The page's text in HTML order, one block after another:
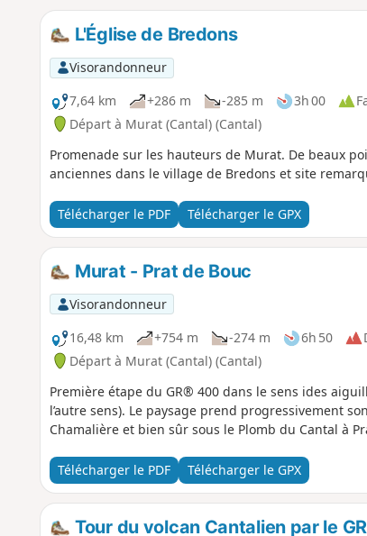
L'Église de Bredons
Visorandonneur
7,64 km
+286 m -285 m 3h 00
Départ à Murat (Cantal) (Cantal)
Promenade sur les hauteurs de Murat. De beaux
anciennes dans le village de Bredons et site
Télécharger le PDF Télécharger le GPX
Murat - Prat de Bouc
Visorandonneur
16,48 km
+754 m -274 m 6h 50
Départ à Murat (Cantal) (Cantal)
Première étape du GR® 400 dans le sens ides
l’autre sens). Le paysage prend progressivement
Chamalière et bien sûr sous le Plomb du Cantal à
Télécharger le PDF Télécharger le GPX
Tour du volcan Cantalien par le